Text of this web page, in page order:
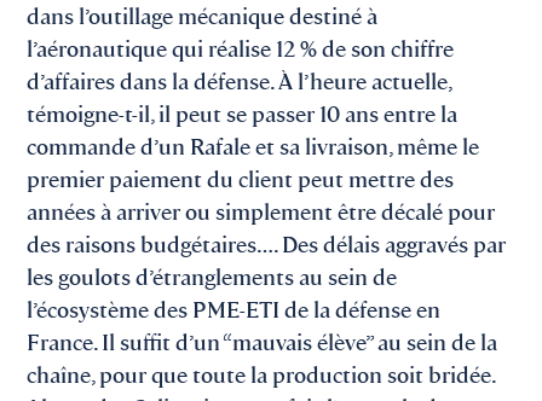
dans l’outillage mécanique destiné à
l’aéronautique qui réalise 12 % de son chiffre
d’affaires dans la défense. À l’heure actuelle,
témoigne-t-il, il peut se passer 10 ans entre la
commande d’un Rafale et sa livraison, même le
premier paiement du client peut mettre des
années à arriver ou simplement être décalé pour
des raisons budgétaires…. Des délais aggravés par
les goulots d’étranglements au sein de
l’écosystème des PME-ETI de la défense en
France. Il suffit d’un “mauvais élève” au sein de la
chaîne, pour que toute la production soit bridée.